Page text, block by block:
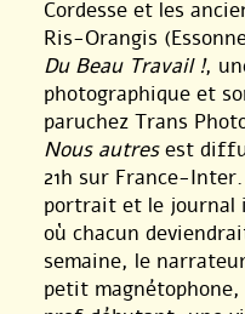
Cordesse et les
Ris-Orangis
Du Beau Travail !,
photographique et
paruchez Trans
Nous autresest
21h sur France-
portrait et le journal
où chacun
semaine, le
petit